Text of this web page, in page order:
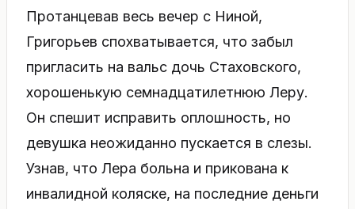
Протанцевав весь вечер с Ниной,
Григорьев спохватывается, что забыл
пригласить на вальс дочь Стаховского,
хорошенькую семнадцатилетнюю Леру.
Он спешит исправить оплошность, но
девушка неожиданно пускается в слезы.
Узнав, что Лера больна и прикована к
инвалидной коляске, на последние деньги